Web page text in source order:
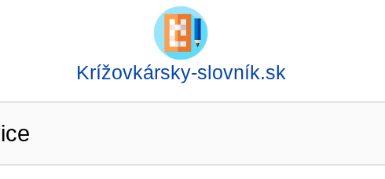
Krížovkársky-slovník.sk